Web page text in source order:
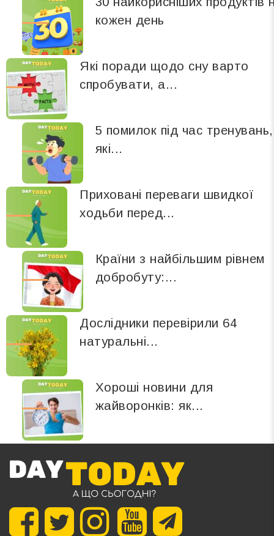
кожен день
Які поради щодо сну варто
спробувати, а...
5 помилок під час тренувань,
які...
Приховані переваги швидкої
ходьби перед...
Країни з найбільшим рівнем
добробуту:...
Дослідники перевірили 64
натуральні...
Хороші новини для
жайворонків: як...